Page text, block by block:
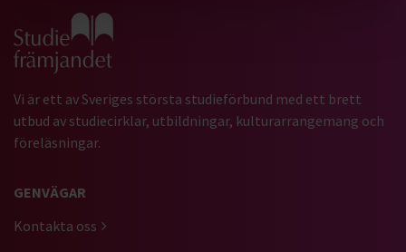
Gå till studiefrämjandets startsida
Vi är ett av Sveriges största studieförbund med ett brett
utbud av studiecirklar, utbildningar, kulturarrangemang och
föreläsningar.
GENVÄGAR
Kontakta oss